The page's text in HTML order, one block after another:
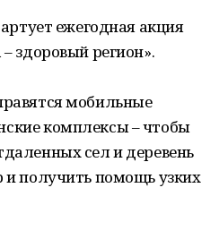
ежегодная акция
здоровый регион».
мобильные
комплексы – чтобы
сел и деревень
получить помощь узких